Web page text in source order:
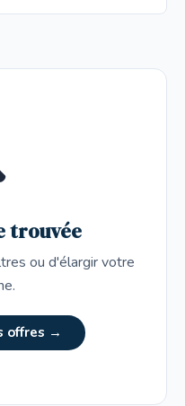
trouvée
ou d'élargir votre
offres →